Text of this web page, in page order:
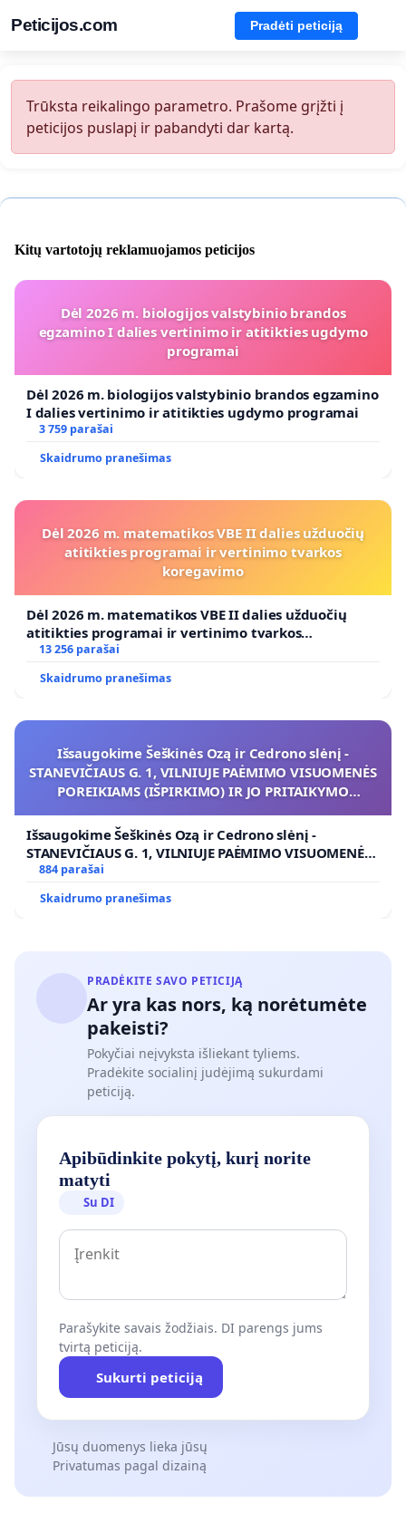
Peticijos.com Pradėti peticiją
Trūksta reikalingo parametro. Prašome grįžti į
peticijos puslapį ir pabandyti dar kartą.
Kitų vartotojų reklamuojamos peticijos
Dėl 2026 m. biologijos valstybinio brandos
egzamino I dalies vertinimo ir atitikties ugdymo
programai
Dėl 2026 m. biologijos valstybinio brandos egzamino
I dalies vertinimo ir atitikties ugdymo programai
3 759 parašai
Skaidrumo pranešimas
Dėl 2026 m. matematikos VBE II dalies užduočių
atitikties programai ir vertinimo tvarkos
koregavimo
Dėl 2026 m. matematikos VBE II dalies užduočių
atitikties programai ir vertinimo tvarkos
koregavimo
13 256 parašai
Skaidrumo pranešimas
Išsaugokime Šeškinės Ozą ir Cedrono slėnį -
STANEVIČIAUS G. 1, VILNIUJE PAĖMIMO VISUOMENĖS
POREIKIAMS (IŠPIRKIMO) IR JO PRITAIKYMO
Išsaugokime Šeškinės Ozą ir Cedrono slėnį -
STANEVIČIAUS G. 1, VILNIUJE PAĖMIMO VISUOMENĖS
POREIKIAMS (IŠPIRKIMO) IR JO PRITAIKYMO VIEŠAJAI
ŽELDYNŲ FUNKCIJAI
884 parašai
Skaidrumo pranešimas
PRADĖKITE SAVO PETICIJĄ
Ar yra kas nors, ką norėtumėte
pakeisti?
Pokyčiai neįvyksta išliekant tyliems.
Pradėkite socialinį judėjimą sukurdami
peticiją.
Apibūdinkite pokytį, kurį norite
matyti
Su DI
Parašykite savais žodžiais. DI parengs jums
tvirtą peticiją.
Sukurti peticiją
Jūsų duomenys lieka jūsų
Privatumas pagal dizainą